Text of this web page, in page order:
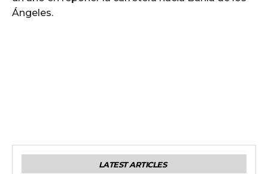
Ángeles.
LATEST ARTICLES